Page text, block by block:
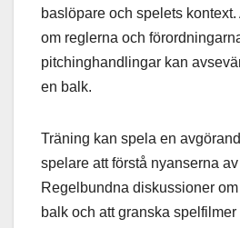
baslöpare och spelets
om reglerna och
pitchinghandlingar kan
en balk.
Träning kan spela en
spelare att förstå nyanserna
Regelbundna diskussioner
balk och att granska